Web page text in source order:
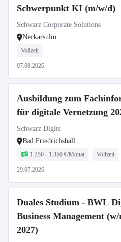
Schwerpunkt KI (m/w/d)
Schwarz Corporate Solutions
Neckarsulm
Vollzeit
07.08.2026
Ausbildung zum
für digitale Vernetzung
Schwarz Digits
Bad Friedrichshall
1.250 - 1.350 €/Monat Vollzeit
29.07.2026
Duales Studium - BWL
Business Management
2027)